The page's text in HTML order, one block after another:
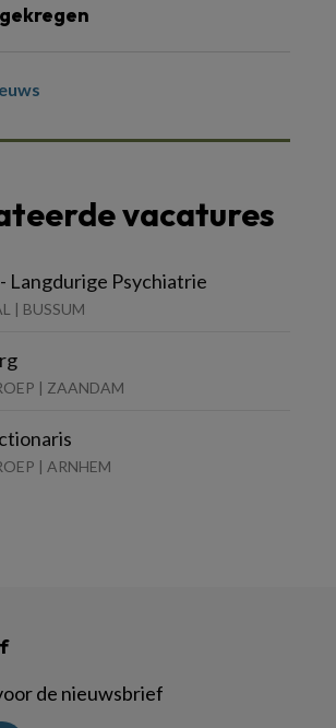
vacatures
Langdurige Psychiatrie
| BUSSUM
| ZAANDAM
| ARNHEM
de nieuwsbrief